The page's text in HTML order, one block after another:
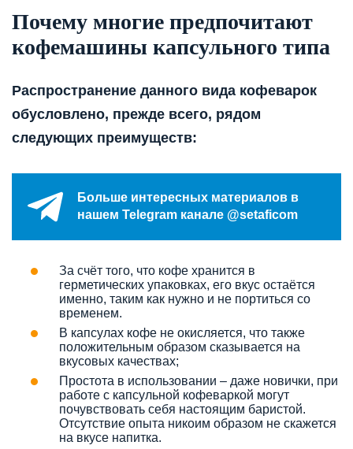
Почему многие предпочитают
кофемашины капсульного типа
Распространение данного вида кофеварок
обусловлено, прежде всего, рядом
следующих преимуществ:
Больше интересных материалов в
нашем Telegram канале @setaficom
За счёт того, что кофе хранится в
герметических упаковках, его вкус остаётся
именно, таким как нужно и не портиться со
временем.
В капсулах кофе не окисляется, что также
положительным образом сказывается на
вкусовых качествах;
Простота в использовании – даже новички, при
работе с капсульной кофеваркой могут
почувствовать себя настоящим баристой.
Отсутствие опыта никоим образом не скажется
на вкусе напитка.